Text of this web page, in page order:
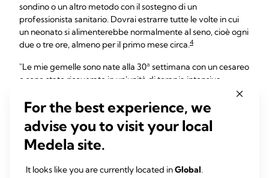
sondino o un altro metodo con il sostegno di un
professionista sanitario. Dovrai estrarre tutte le volte in cui
un neonato si alimenterebbe normalmente al seno, cioè ogni
due o tre ore, almeno per il primo mese circa.4
"Le mie gemelle sono nate alla 30ª settimana con un cesareo
e sono state ricoverate in un'unità di terapia intensiva
dalla Svizzera. "Non potevano essere allattate fino alla 34ª o
alla 35ª settimana. Così, nel primo mese estraevo ogni
giorno, almeno otto volte al giorno. Mi è sembrata la cosa più
importante che potessi fare per loro".
Potresti avere un bambino che è abbastanza forte per
For the best experience, we
advise you to visit your local
Medela site.
It looks like you are currently located inGlobal.